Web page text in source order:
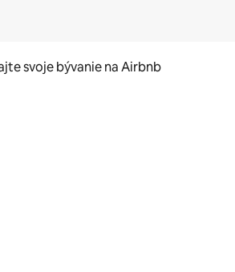
svoje bývanie na Airbnb